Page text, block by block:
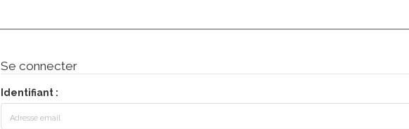
Se connecter
Identifiant :